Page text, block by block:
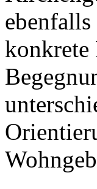
konkrete